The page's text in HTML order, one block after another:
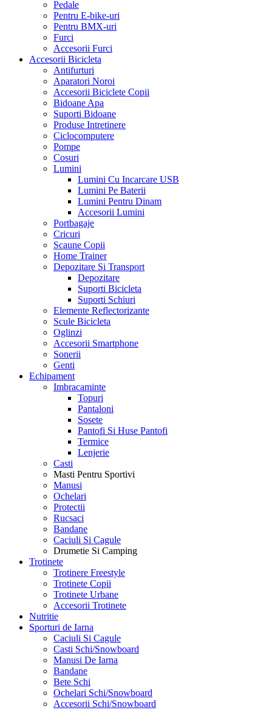
Pedale
Pentru E-bike-uri
Pentru BMX-uri
Furci
Accesorii Furci
Accesorii Bicicleta
Antifurturi
Aparatori Noroi
Accesorii Biciclete Copii
Bidoane Apa
Suporti Bidoane
Produse Intretinere
Ciclocomputere
Pompe
Cosuri
Lumini
Lumini Cu Incarcare USB
Lumini Pe Baterii
Lumini Pentru Dinam
Accesorii Lumini
Portbagaje
Cricuri
Scaune Copii
Home Trainer
Depozitare Si Transport
Depozitare
Suporti Bicicleta
Suporti Schiuri
Elemente Reflectorizante
Scule Bicicleta
Oglinzi
Accesorii Smartphone
Sonerii
Genti
Echipament
Imbracaminte
Topuri
Pantaloni
Sosete
Pantofi Si Huse Pantofi
Termice
Lenjerie
Casti
Masti Pentru Sportivi
Manusi
Ochelari
Protectii
Rucsaci
Bandane
Caciuli Si Cagule
Drumetie Si Camping
Trotinete
Trotinere Freestyle
Trotinete Copii
Trotinete Urbane
Accesorii Trotinete
Nutritie
Sporturi de Iarna
Caciuli Si Cagule
Casti Schi/Snowboard
Manusi De Iarna
Bandane
Bete Schi
Ochelari Schi/Snowboard
Accesorii Schi/Snowboard